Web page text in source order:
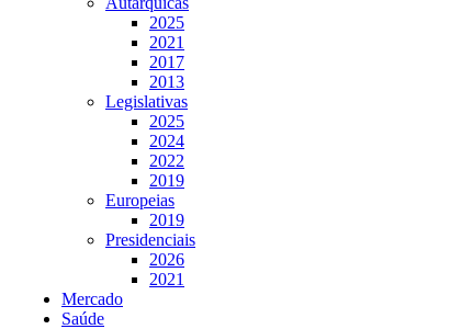
2025
2021
2017
2013
Legislativas
2025
2024
2022
2019
Europeias
2019
Presidenciais
2026
2021
Mercado
Saúde